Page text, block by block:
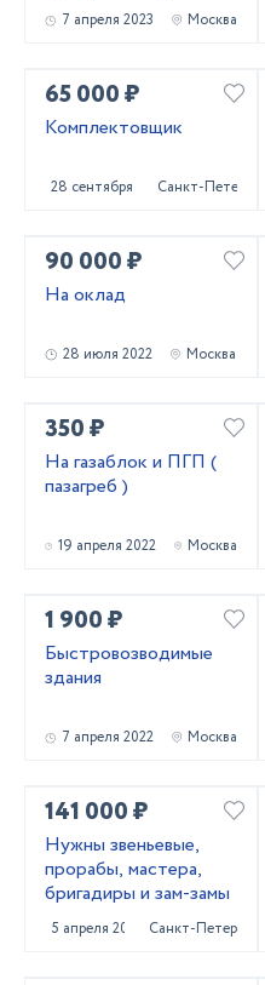
7 апреля 2023 Москва
65 000 ₽
Комплектовщик
28 сентября 2022Санкт-Петербург
90 000 ₽
На оклад
28 июля 2022 Москва
350 ₽
На газаблок и ПГП (
пазагреб )
19 апреля 2022 Москва
1 900 ₽
Быстровозводимые
здания
7 апреля 2022 Москва
141 000 ₽
Нужны звеньевые,
прорабы, мастера,
бригадиры и зам-замы
5 апреля 2022 Санкт-Петербург